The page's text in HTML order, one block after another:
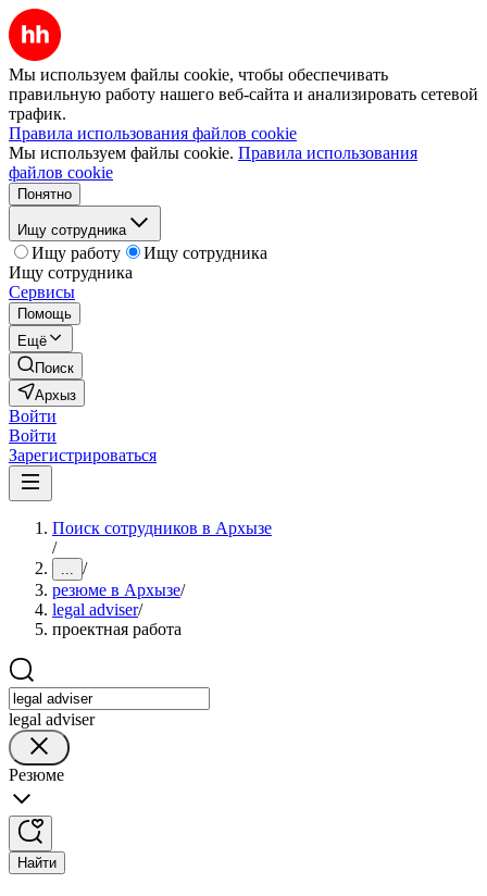
Мы используем файлы cookie, чтобы обеспечивать
правильную работу нашего веб-сайта и анализировать сетевой
трафик.
Правила использования файлов cookie
Мы используем файлы cookie. Правила использования
файлов cookie
Понятно
Ищу сотрудника
Ищу работу
Ищу сотрудника
Ищу сотрудника
Сервисы
Помощь
Ещё
Поиск
Архыз
Войти
Войти
Зарегистрироваться
Поиск сотрудников в Архызе
/
... /
резюме в Архызе/
legal adviser/
проектная работа
legal adviser
Резюме
Найти